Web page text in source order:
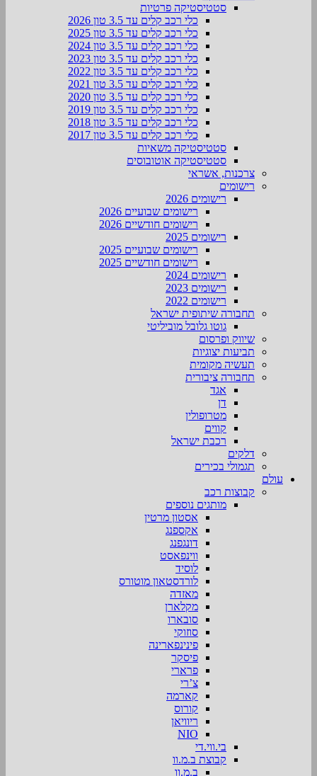
סטטיסטיקה פרטיות
כלי רכב קלים עד 3.5 טון 2026
כלי רכב קלים עד 3.5 טון 2025
כלי רכב קלים עד 3.5 טון 2024
כלי רכב קלים עד 3.5 טון 2023
כלי רכב קלים עד 3.5 טון 2022
כלי רכב קלים עד 3.5 טון 2021
כלי רכב קלים עד 3.5 טון 2020
כלי רכב קלים עד 3.5 טון 2019
כלי רכב קלים עד 3.5 טון 2018
כלי רכב קלים עד 3.5 טון 2017
סטטיסטיקה משאיות
סטטיסטיקה אוטובוסים
צרכנות, אשראי
רישומים
רישומים 2026
רישומים שבועיים 2026
רישומים חודשיים 2026
רישומים 2025
רישומים שבועיים 2025
רישומים חודשיים 2025
רישומים 2024
רישומים 2023
רישומים 2022
תחבורה שיתופית ישראל
גוטו גלובל מוביליטי
שיווק ופרסום
תביעות יצוגיות
תעשיה מקומית
תחבורה ציבורית
אגד
דן
מטרופולין
קווים
רכבת ישראל
דלקים
תגמולי בכירים
עולם
קבוצות רכב
מותגים נוספים
אסטון מרטין
אקספנג
דונגפנג
ווינפאסט
לוסיד
לורדסטאון מוטורס
מאזדה
מקלארן
סובארו
סוזוקי
פינינפארינה
פיסקר
פרארי
צ’רי
קארמה
קורוס
ריוויאן
NIO
בי.ווי.די
קבוצת ב.מ.וו
ב.מ.וו